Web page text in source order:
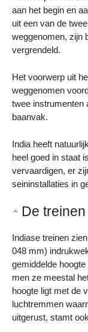
aan het begin en
uit een van de
weggenomen, zijn
vergrendeld.
Het voorwerp uit
weggenomen
twee instrumenten
baanvak.
India heeft
heel goed in staat
vervaardigen, er
seininstallaties in
De treinen
Indiase treinen
048 mm)
gemiddelde
men ze meestal
hoogte ligt met de
luchtremmen
uitgerust, stamt